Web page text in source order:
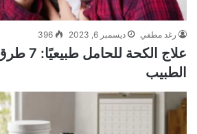
رغد مطفي ديسمبر 6, 2023 396
علاج
الطبيب